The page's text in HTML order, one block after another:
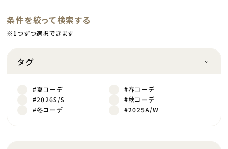
条件を絞って検索する
※1つずつ選択できます
タグ
#夏コーデ
#春コーデ
#2026S/S
#秋コーデ
#冬コーデ
#2025A/W